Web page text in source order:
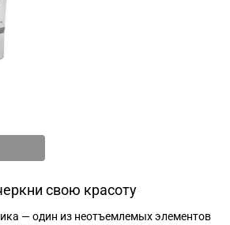
свою красоту
—один из неотъемлемых элементов